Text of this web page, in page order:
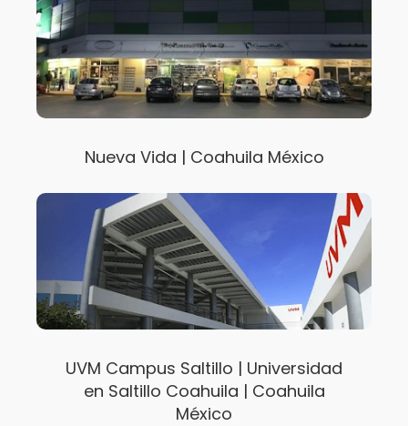
Nueva Vida | Coahuila México
UVM Campus Saltillo | Universidad
en Saltillo Coahuila | Coahuila
México